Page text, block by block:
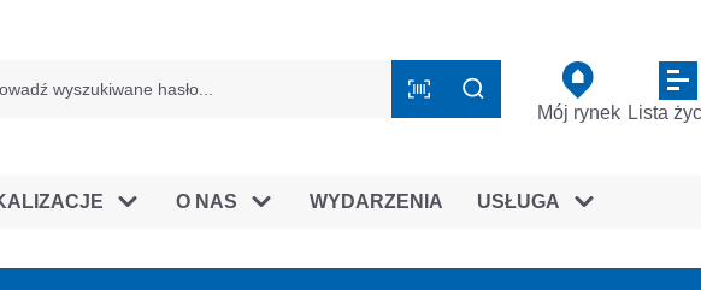
Mój rynek Lista
O NAS WYDARZENIA USŁUGA